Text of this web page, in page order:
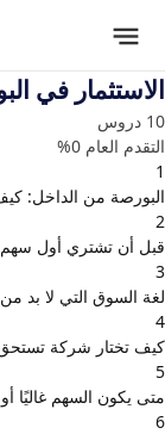
الاستثمار في
10 دروس
التقدم العام 0%
1
البورصة من الداخل:
2
قبل أن تشتري أول
3
لغة السوق التي لا بد
4
كيف تختار شركة تستحق
5
متى يكون السهم غاليًا
6